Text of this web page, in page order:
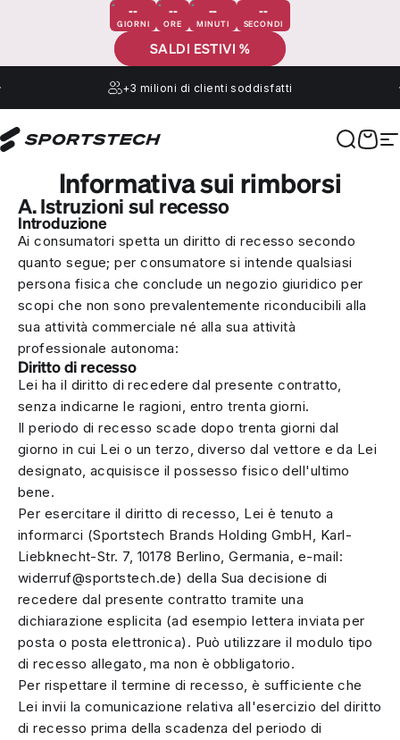
Vai direttamente ai contenuti
--
GIORNI
--
ORE
--
MINUTI
--
SECONDI
SALDI ESTIVI %
+3 milioni di clienti soddisfatti
Sportstech Cerca
Informativa sui rimborsi
A. Istruzioni sul recesso
Introduzione
Ai consumatori spetta un diritto di recesso secondo
quanto segue; per consumatore si intende qualsiasi
persona fisica che conclude un negozio giuridico per
scopi che non sono prevalentemente riconducibili alla
sua attività commerciale né alla sua attività
professionale autonoma:
Diritto di recesso
Lei ha il diritto di recedere dal presente contratto,
senza indicarne le ragioni, entro trenta giorni.
Il periodo di recesso scade dopo trenta giorni dal
giorno in cui Lei o un terzo, diverso dal vettore e da Lei
designato, acquisisce il possesso fisico dell'ultimo
bene.
Per esercitare il diritto di recesso, Lei è tenuto a
informarci (Sportstech Brands Holding GmbH, Karl-
Liebknecht-Str. 7, 10178 Berlino, Germania, e-mail:
widerruf@sportstech.de) della Sua decisione di
recedere dal presente contratto tramite una
dichiarazione esplicita (ad esempio lettera inviata per
posta o posta elettronica). Può utilizzare il modulo tipo
di recesso allegato, ma non è obbligatorio.
Per rispettare il termine di recesso, è sufficiente che
Lei invii la comunicazione relativa all'esercizio del diritto
di recesso prima della scadenza del periodo di